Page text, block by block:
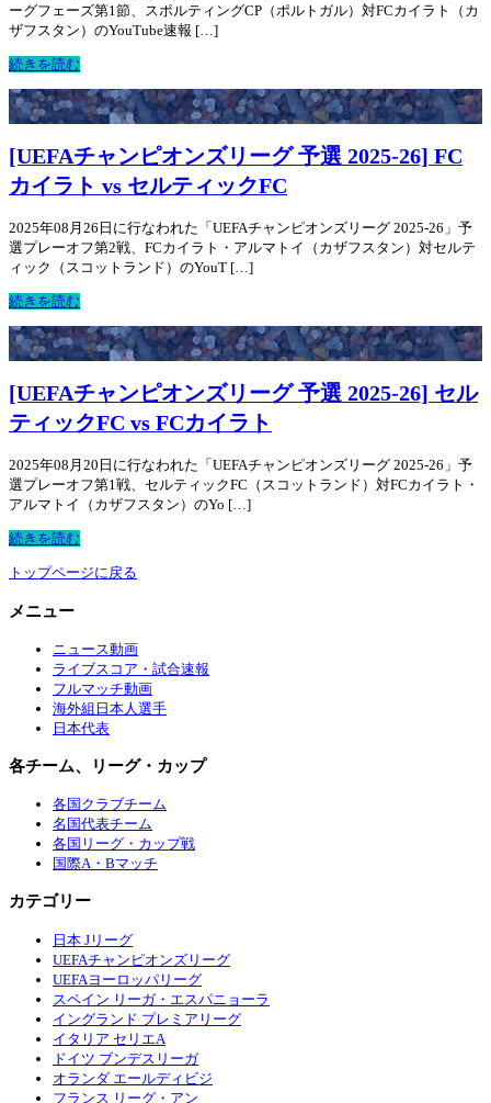
ーグフェーズ第1節、スポルティングCP（ポルトガル）対FCカイラト（カ
ザフスタン）のYouTube速報 […]
続きを読む
[UEFAチャンピオンズリーグ 予選 2025-26] FC
カイラト vs セルティックFC
2025年08月26日に行なわれた「UEFAチャンピオンズリーグ 2025-26」予
選プレーオフ第2戦、FCカイラト・アルマトイ（カザフスタン）対セルテ
ィック（スコットランド）のYouT […]
続きを読む
[UEFAチャンピオンズリーグ 予選 2025-26] セル
ティックFC vs FCカイラト
2025年08月20日に行なわれた「UEFAチャンピオンズリーグ 2025-26」予
選プレーオフ第1戦、セルティックFC（スコットランド）対FCカイラト・
アルマトイ（カザフスタン）のYo […]
続きを読む
トップページに戻る
メニュー
ニュース動画
ライブスコア・試合速報
フルマッチ動画
海外組日本人選手
日本代表
各チーム、リーグ・カップ
各国クラブチーム
名国代表チーム
各国リーグ・カップ戦
国際A・Bマッチ
カテゴリー
日本 Jリーグ
UEFAチャンピオンズリーグ
UEFAヨーロッパリーグ
スペイン リーガ・エスパニョーラ
イングランド プレミアリーグ
イタリア セリエA
ドイツ ブンデスリーガ
オランダ エールディビジ
フランス リーグ・アン